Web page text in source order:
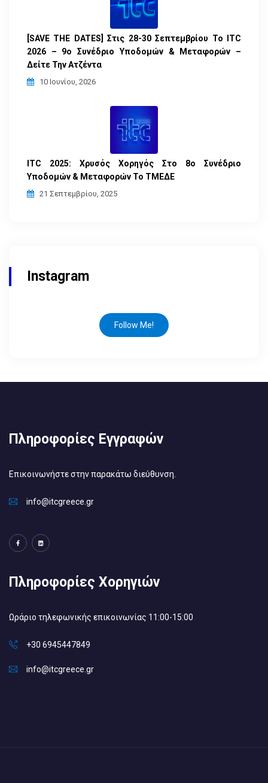
[SAVE THE DATES] Στις 28-30 Σεπτεμβρίου Το ITC
2026 – 9ο Συνέδριο Υποδομών & Μεταφορών –
Δείτε Την Ατζέντα
10 Ιουνίου, 2026
ITC 2025: Χρυσός Χορηγός Στο 8ο Συνέδριο
Υποδομών & Μεταφορών Το ΤΜΕΔΕ
21 Σεπτεμβρίου, 2025
Instagram
Follow Me!
Πληροφορίες Εγγραφών
Επικοινωνήστε στην παρακάτω διεύθυνση.
info@itcgreece.gr
Πληροφορίες Χορηγιών
Ωράριο τηλεφωνικής επικοινωνίας 11:00-15:00
+30 6945447849
info@itcgreece.gr